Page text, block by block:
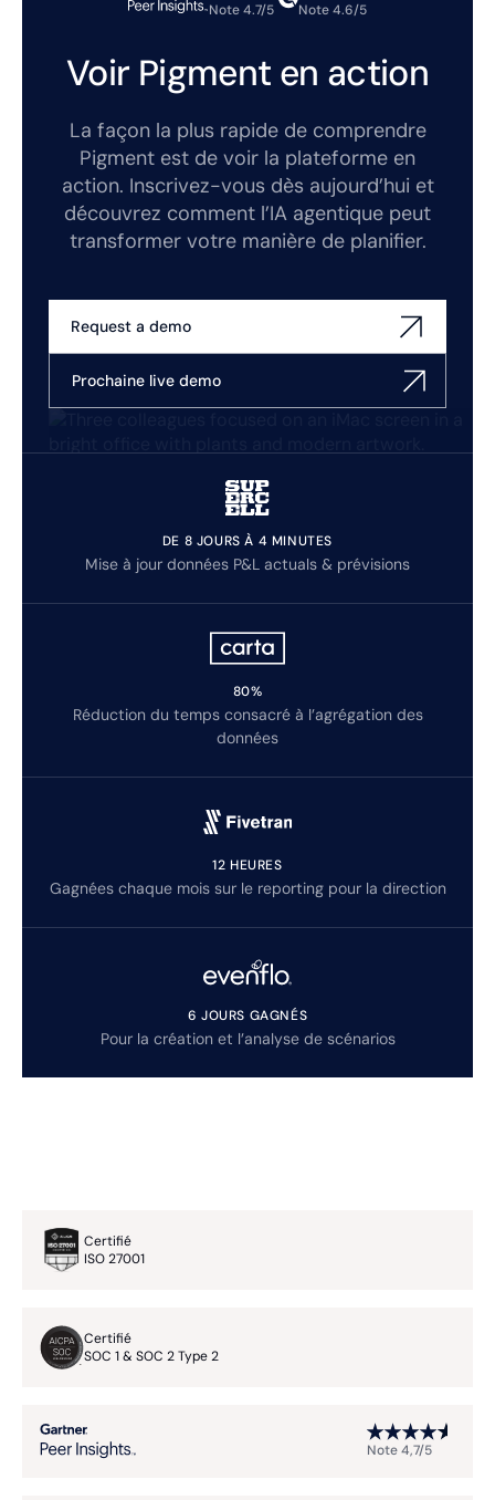
Note 4.7/5 Note 4.6/5
Voir Pigment en action
La façon la plus rapide de comprendre
Pigment est de voir la plateforme en
action. Inscrivez-vous dès aujourd’hui et
découvrez comment l’IA agentique peut
transformer votre manière de planifier.
Request a demo
Prochaine live demo
DE 8 JOURS À 4 MINUTES
Mise à jour données P&L actuals & prévisions
80%
Réduction du temps consacré à l’agrégation des
données
12 HEURES
Gagnées chaque mois sur le reporting pour la direction
6 JOURS GAGNÉS
Pour la création et l’analyse de scénarios
Certifié
ISO 27001
Certifié
SOC 1 & SOC 2 Type 2
Note 4,7/5